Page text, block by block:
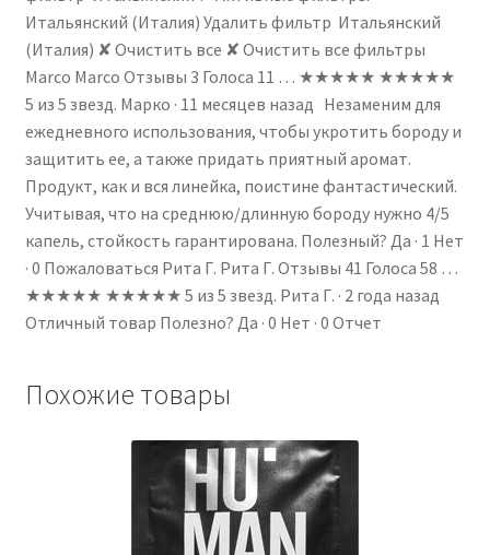
Итальянский (Италия) Удалить фильтр Итальянский
(Италия) ✘ Очистить все ✘ Очистить все фильтры
Marco Marco Отзывы 3 Голоса 11 … ★★★★★ ★★★★★
5 из 5 звезд. Марко · 11 месяцев назад Незаменим для
ежедневного использования, чтобы укротить бороду и
защитить ее, а также придать приятный аромат.
Продукт, как и вся линейка, поистине фантастический.
Учитывая, что на среднюю/длинную бороду нужно 4/5
капель, стойкость гарантирована. Полезный? Да · 1 Нет
· 0 Пожаловаться Рита Г. Рита Г. Отзывы 41 Голоса 58 …
★★★★★ ★★★★★ 5 из 5 звезд. Рита Г. · 2 года назад
Отличный товар Полезно? Да · 0 Нет · 0 Отчет
Похожие товары